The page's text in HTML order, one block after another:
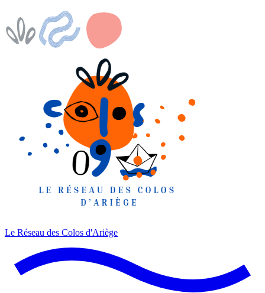
Le Réseau des Colos d'Ariège